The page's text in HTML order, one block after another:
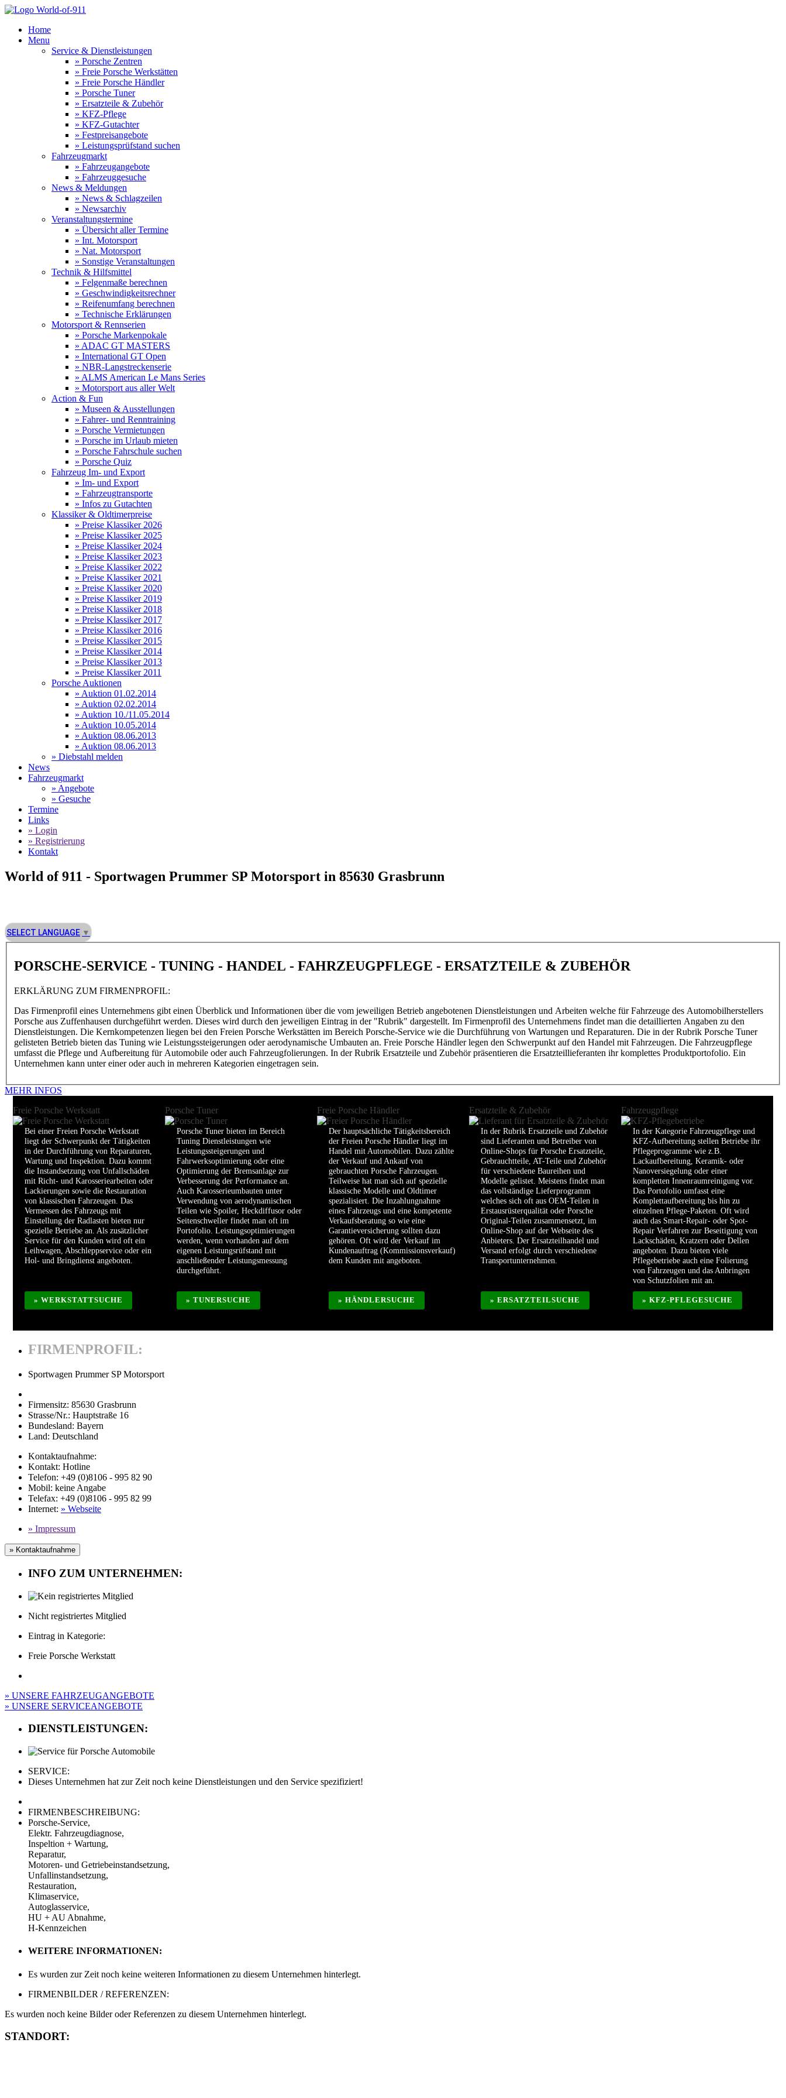
Home
Menu
Service & Dienstleistungen
» Porsche Zentren
» Freie Porsche Werkstätten
» Freie Porsche Händler
» Porsche Tuner
» Ersatzteile & Zubehör
» KFZ-Pflege
» KFZ-Gutachter
» Festpreisangebote
» Leistungsprüfstand suchen
Fahrzeugmarkt
» Fahrzeugangebote
» Fahrzeuggesuche
News & Meldungen
» News & Schlagzeilen
» Newsarchiv
Veranstaltungstermine
» Übersicht aller Termine
» Int. Motorsport
» Nat. Motorsport
» Sonstige Veranstaltungen
Technik & Hilfsmittel
» Felgenmaße berechnen
» Geschwindigkeitsrechner
» Reifenumfang berechnen
» Technische Erklärungen
Motorsport & Rennserien
» Porsche Markenpokale
» ADAC GT MASTERS
» International GT Open
» NBR-Langstreckenserie
» ALMS American Le Mans Series
» Motorsport aus aller Welt
Action & Fun
» Museen & Ausstellungen
» Fahrer- und Renntraining
» Porsche Vermietungen
» Porsche im Urlaub mieten
» Porsche Fahrschule suchen
» Porsche Quiz
Fahrzeug Im- und Export
» Im- und Export
» Fahrzeugtransporte
» Infos zu Gutachten
Klassiker & Oldtimerpreise
» Preise Klassiker 2026
» Preise Klassiker 2025
» Preise Klassiker 2024
» Preise Klassiker 2023
» Preise Klassiker 2022
» Preise Klassiker 2021
» Preise Klassiker 2020
» Preise Klassiker 2019
» Preise Klassiker 2018
» Preise Klassiker 2017
» Preise Klassiker 2016
» Preise Klassiker 2015
» Preise Klassiker 2014
» Preise Klassiker 2013
» Preise Klassiker 2011
Porsche Auktionen
» Auktion 01.02.2014
» Auktion 02.02.2014
» Auktion 10./11.05.2014
» Auktion 10.05.2014
» Auktion 08.06.2013
» Auktion 08.06.2013
» Diebstahl melden
News
Fahrzeugmarkt
» Angebote
» Gesuche
Termine
Links
» Login
» Registrierung
Kontakt
World of 911 - Sportwagen Prummer SP Motorsport in 85630 Grasbrunn
SELECT LANGUAGE ▼
PORSCHE-SERVICE - TUNING - HANDEL - FAHRZEUGPFLEGE - ERSATZTEILE & ZUBEHÖR
ERKLÄRUNG ZUM FIRMENPROFIL:
Das Firmenprofil eines Unternehmens gibt einen Überblick und Informationen über die vom jeweiligen Betrieb angebotenen Dienstleistungen und Arbeiten welche für Fahrzeuge des Automobilherstellers
Porsche aus Zuffenhausen durchgeführt werden. Dieses wird durch den jeweiligen Eintrag in der "Rubrik" dargestellt. Im Firmenprofil des Unternehmens findet man die detaillierten Angaben zu den
Dienstleistungen. Die Kernkompetenzen liegen bei den Freien Porsche Werkstätten im Bereich Porsche-Service wie die Durchführung von Wartungen und Reparaturen. Die in der Rubrik Porsche Tuner
gelisteten Betrieb bieten das Tuning wie Leistungssteigerungen oder aerodynamische Umbauten an. Freie Porsche Händler legen den Schwerpunkt auf den Handel mit Fahrzeugen. Die Fahrzeugpflege
umfasst die Pflege und Aufbereitung für Automobile oder auch Fahrzeugfolierungen. In der Rubrik Ersatzteile und Zubehör präsentieren die Ersatzteillieferanten ihr komplettes Produktportofolio. Ein
Unternehmen kann unter einer oder auch in mehreren Kategorien eingetragen sein.
MEHR INFOS
Freie Porsche Werkstatt
Bei einer Freien Porsche Werkstatt
liegt der Schwerpunkt der Tätigkeiten
in der Durchführung von Reparaturen,
Wartung und Inspektion. Dazu kommt
die Instandsetzung von Unfallschäden
mit Richt- und Karosseriearbeiten oder
Lackierungen sowie die Restauration
von klassischen Fahrzeugen. Das
Vermessen des Fahrzeugs mit
Einstellung der Radlasten bieten nur
spezielle Betriebe an. Als zusätzlicher
Service für den Kunden wird oft ein
Leihwagen, Abschleppservice oder ein
Hol- und Bringdienst angeboten.
» WERKSTATTSUCHE
Porsche Tuner
Porsche Tuner bieten im Bereich
Tuning Dienstleistungen wie
Leistungssteigerungen und
Fahrwerksoptimierung oder eine
Optimierung der Bremsanlage zur
Verbesserung der Performance an.
Auch Karosserieumbauten unter
Verwendung von aerodynamischen
Teilen wie Spoiler, Heckdiffusor oder
Seitenschweller findet man oft im
Portofolio. Leistungsoptimierungen
werden, wenn vorhanden auf dem
eigenen Leistungsrüfstand mit
anschließender Leistungsmessung
durchgeführt.
» TUNERSUCHE
Freie Porsche Händler
Der hauptsächliche Tätigkeitsbereich
der Freien Porsche Händler liegt im
Handel mit Automobilen. Dazu zählte
der Verkauf und Ankauf von
gebrauchten Porsche Fahrzeugen.
Teilweise hat man sich auf spezielle
klassische Modelle und Oldtimer
spezialisiert. Die Inzahlungnahme
eines Fahrzeugs und eine kompetente
Verkaufsberatung so wie eine
Garantieversicherung sollten dazu
gehören. Oft wird der Verkauf im
Kundenauftrag (Kommissionsverkauf)
dem Kunden mit angeboten.
» HÄNDLERSUCHE
Ersatzteile & Zubehör
In der Rubrik Ersatzteile und Zubehör
sind Lieferanten und Betreiber von
Online-Shops für Porsche Ersatzteile,
Gebrauchtteile, AT-Teile und Zubehör
für verschiedene Baureihen und
Modelle gelistet. Meistens findet man
das vollständige Lieferprogramm
welches sich oft aus OEM-Teilen in
Erstausrüsterqualität oder Porsche
Original-Teilen zusammensetzt, im
Online-Shop auf der Webseite des
Anbieters. Der Ersatzteilhandel und
Versand erfolgt durch verschiedene
Transportunternehmen.
» ERSATZTEILSUCHE
Fahrzeugpflege
In der Kategorie Fahrzeugpflege und
KFZ-Aufbereitung stellen Betriebe ihr
Pflegeprogramme wie z.B.
Lackaufbereitung, Keramik- oder
Nanoversiegelung oder einer
kompletten Innenraumreinigung vor.
Das Portofolio umfasst eine
Komplettaufbereitung bis hin zu
einzelnen Pflege-Paketen. Oft wird
auch das Smart-Repair- oder Spot-
Repair Verfahren zur Beseitigung von
Lackschäden, Kratzern oder Dellen
angeboten. Dazu bieten viele
Pflegebetriebe auch eine Folierung
von Fahrzeugen und das Anbringen
von Schutzfolien mit an.
» KFZ-PFLEGESUCHE
FIRMENPROFIL:
Sportwagen Prummer SP Motorsport
Firmensitz: 85630 Grasbrunn
Strasse/Nr.: Hauptstraße 16
Bundesland: Bayern
Land: Deutschland
Kontaktaufnahme:
Kontakt: Hotline
Telefon: +49 (0)8106 - 995 82 90
Mobil: keine Angabe
Telefax: +49 (0)8106 - 995 82 99
Internet: » Webseite
» Impressum
» Kontaktaufnahme
INFO ZUM UNTERNEHMEN:
Nicht registriertes Mitglied
Eintrag in Kategorie:
Freie Porsche Werkstatt
» UNSERE FAHRZEUGANGEBOTE
» UNSERE SERVICEANGEBOTE
DIENSTLEISTUNGEN:
SERVICE:
Dieses Unternehmen hat zur Zeit noch keine Dienstleistungen und den Service spezifiziert!
FIRMENBESCHREIBUNG:
Porsche-Service,
Elektr. Fahrzeugdiagnose,
Inspeltion + Wartung,
Reparatur,
Motoren- und Getriebeinstandsetzung,
Unfallinstandsetzung,
Restauration,
Klimaservice,
Autoglasservice,
HU + AU Abnahme,
H-Kennzeichen
WEITERE INFORMATIONEN:
Es wurden zur Zeit noch keine weiteren Informationen zu diesem Unternehmen hinterlegt.
FIRMENBILDER / REFERENZEN:
Es wurden noch keine Bilder oder Referenzen zu diesem Unternehmen hinterlegt.
STANDORT: